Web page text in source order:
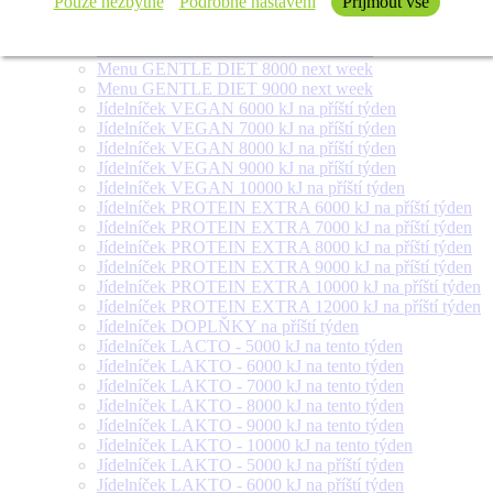
Menu FOR DIABETICS 300 g next week
Menu GENTLE DIET 8000 next week
Menu GENTLE DIET 9000 next week
Jídelníček VEGAN 6000 kJ na příští týden
Jídelníček VEGAN 7000 kJ na příští týden
Jídelníček VEGAN 8000 kJ na příští týden
Jídelníček VEGAN 9000 kJ na příští týden
Jídelníček VEGAN 10000 kJ na příští týden
Jídelníček PROTEIN EXTRA 6000 kJ na příští týden
Jídelníček PROTEIN EXTRA 7000 kJ na příští týden
Jídelníček PROTEIN EXTRA 8000 kJ na příští týden
Jídelníček PROTEIN EXTRA 9000 kJ na příští týden
Jídelníček PROTEIN EXTRA 10000 kJ na příští týden
Jídelníček PROTEIN EXTRA 12000 kJ na příští týden
Jídelníček DOPLŇKY na příští týden
Jídelníček LACTO - 5000 kJ na tento týden
Jídelníček LAKTO - 6000 kJ na tento týden
Jídelníček LAKTO - 7000 kJ na tento týden
Jídelníček LAKTO - 8000 kJ na tento týden
Jídelníček LAKTO - 9000 kJ na tento týden
Jídelníček LAKTO - 10000 kJ na tento týden
Jídelníček LAKTO - 5000 kJ na příští týden
Jídelníček LAKTO - 6000 kJ na příští týden